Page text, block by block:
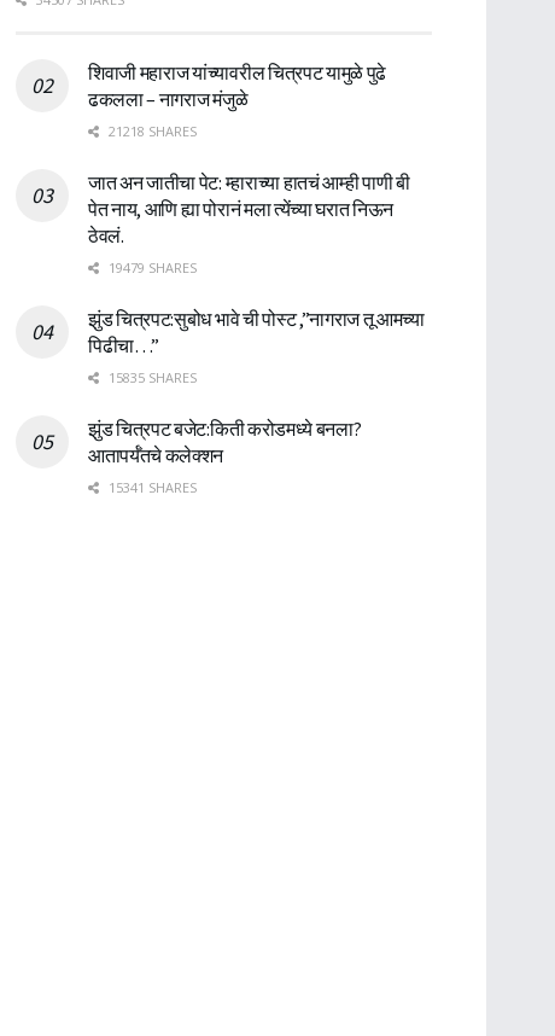
शिवाजी महाराज यांच्यावरील चित्रपट यामुळे पुढे
ढकलला – नागराज मंजुळे
21218 SHARES
जात अन जातीचा पेट: म्हाराच्या हातचं आम्ही पाणी बी
पेत नाय, आणि ह्या पोरानं मला त्येंच्या घरात निऊन
ठेवलं.
19479 SHARES
झुंड चित्रपट:सुबोध भावे ची पोस्ट ,”नागराज तू आमच्या
पिढीचा…”
15835 SHARES
झुंड चित्रपट बजेट:किती करोडमध्ये बनला?
आतापर्यँतचे कलेक्शन
15341 SHARES